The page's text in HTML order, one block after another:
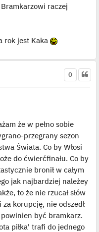
raczej
rok jest Kaka
0
że w pełno sobie
przegrany sezon
Świata. Co by Włosi
do ćwierćfinału. Co by
bronił w całym
jak najbardziej należey
to że nie rzucał słów
korupcję, nie odszedł
być bramkarz.
piłka' trafi do jednego